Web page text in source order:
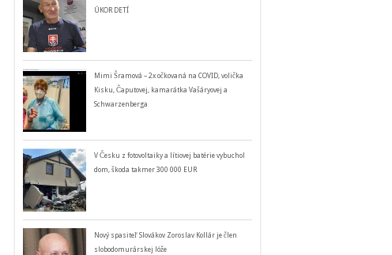
ÚKOR DETÍ
Mimi Šramová – 2x očkovaná na COVID, volička
Kisku, Čaputovej, kamarátka Vašáryovej a
Schwarzenberga
V Česku z fotovoltaiky a lítiovej batérie vybuchol
dom, škoda takmer 300 000 EUR
Nový spasiteľ Slovákov Zoroslav Kollár je člen
slobodomurárskej lóže